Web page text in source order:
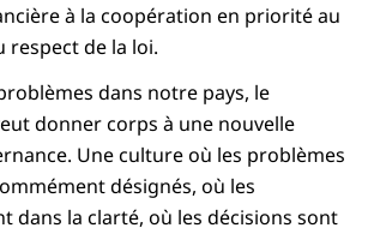
à la coopération en priorité au
de la loi.
dans notre pays, le
donner corps à une nouvelle
Une culture où les problèmes
désignés, où les
dans la clarté, où les décisions sont